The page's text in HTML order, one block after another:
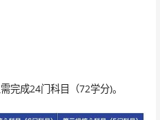
完成24门科目（72学分)。